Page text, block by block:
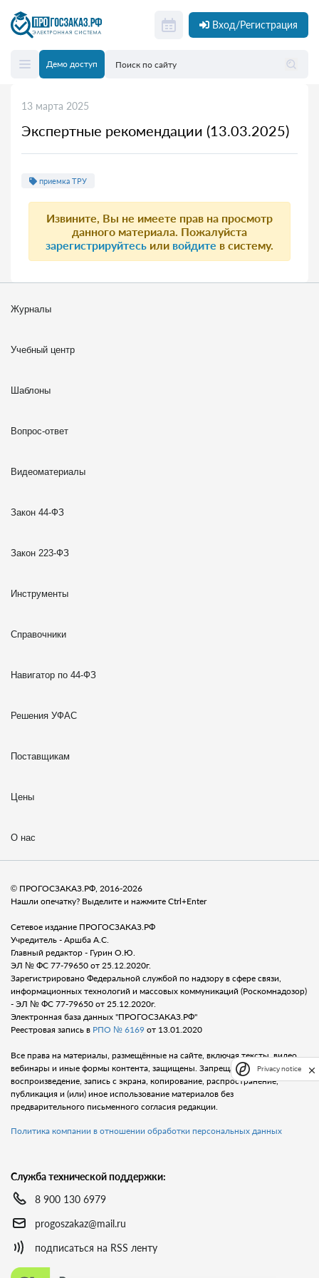
Вход/Регистрация
Демо доступ
13 марта 2025
Экспертные рекомендации (13.03.2025)
приемка ТРУ
Извините, Вы не имеете прав на просмотр
данного материала. Пожалуйста
зарегистрируйтесь или войдите в систему.
Журналы
Учебный центр
Шаблоны
Вопрос-ответ
Видеоматериалы
Закон 44-ФЗ
Закон 223-ФЗ
Инструменты
Справочники
Навигатор по 44-ФЗ
Решения УФАС
Поставщикам
Цены
О нас
© ПРОГОСЗАКАЗ.РФ, 2016-2026
Нашли опечатку? Выделите и нажмите Ctrl+Enter
Сетевое издание ПРОГОСЗАКАЗ.РФ
Учредитель - Аршба А.С.
Главный редактор - Гурин О.Ю.
ЭЛ № ФС 77-79650 от 25.12.2020г.
Зарегистрировано Федеральной службой по надзору в сфере связи,
информационных технологий и массовых коммуникаций (Роскомнадозор)
- ЭЛ № ФС 77-79650 от 25.12.2020г.
Электронная база данных "ПРОГОСЗАКАЗ.РФ"
Реестровая запись в РПО № 6169 от 13.01.2020
Все права на материалы, размещённые на сайте, включая тексты, видео,
вебинары и иные формы контента, защищены. Запрещается любое
воспроизведение, запись с экрана, копирование, распространение,
публикация и (или) иное использование материалов без
предварительного письменного согласия редакции.
Политика компании в отношении обработки персональных данных
Служба технической поддержки:
8 900 130 6979
progoszakaz@mail.ru
подписаться на RSS ленту
Privacy notice